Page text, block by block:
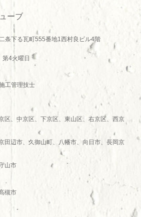
ーブ
条下る瓦町555番地1西村良ビル4階
第4火曜日
工管理技士
区、中京区、下京区、東山区、右京区、西京
田辺市、久御山町、八幡市、向日市、長岡京
山市
槻市